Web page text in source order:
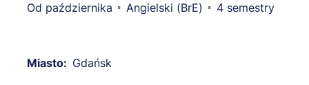
Od października
Angielski (BrE) 4 semestry
Miasto: Gdańsk